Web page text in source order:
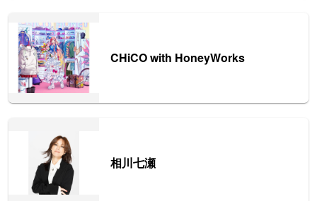
CHiCO with HoneyWorks
相川七瀬